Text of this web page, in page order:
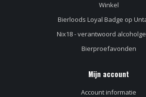
Winkel
Bierloods Loyal Badge op
Nix18 - verantwoord
Bierproefavonden
Mijn account
Account informatie